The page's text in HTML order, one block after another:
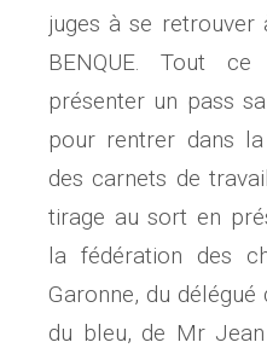
juges à se
BENQUE. Tout
présenter un pass
pour rentrer dans
des carnets de
tirage au sort en
la fédération des
Garonne, du
du bleu, de Mr